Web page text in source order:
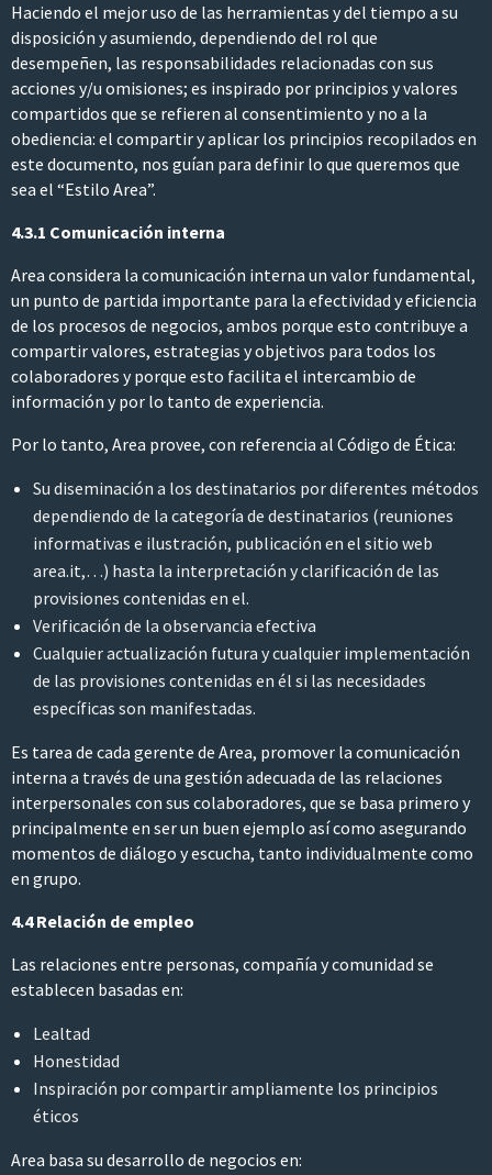
Haciendo el mejor uso de las herramientas y del tiempo a su
disposición y asumiendo, dependiendo del rol que
desempeñen, las responsabilidades relacionadas con sus
acciones y/u omisiones; es inspirado por principios y valores
compartidos que se refieren al consentimiento y no a la
obediencia: el compartir y aplicar los principios recopilados en
este documento, nos guían para definir lo que queremos que
sea el “Estilo Area”.
4.3.1 Comunicación interna
Area considera la comunicación interna un valor fundamental,
un punto de partida importante para la efectividad y eficiencia
de los procesos de negocios, ambos porque esto contribuye a
compartir valores, estrategias y objetivos para todos los
colaboradores y porque esto facilita el intercambio de
información y por lo tanto de experiencia.
Por lo tanto, Area provee, con referencia al Código de Ética:
Su diseminación a los destinatarios por diferentes métodos
dependiendo de la categoría de destinatarios (reuniones
informativas e ilustración, publicación en el sitio web
area.it,…) hasta la interpretación y clarificación de las
provisiones contenidas en el.
Verificación de la observancia efectiva
Cualquier actualización futura y cualquier implementación
de las provisiones contenidas en él si las necesidades
específicas son manifestadas.
Es tarea de cada gerente de Area, promover la comunicación
interna a través de una gestión adecuada de las relaciones
interpersonales con sus colaboradores, que se basa primero y
principalmente en ser un buen ejemplo así como asegurando
momentos de diálogo y escucha, tanto individualmente como
en grupo.
4.4 Relación de empleo
Las relaciones entre personas, compañía y comunidad se
establecen basadas en:
Lealtad
Honestidad
Inspiración por compartir ampliamente los principios
éticos
Area basa su desarrollo de negocios en: